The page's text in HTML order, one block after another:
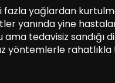
fazla yağlardan
yanında yine
tedavisiz sandığı
yöntemlerle